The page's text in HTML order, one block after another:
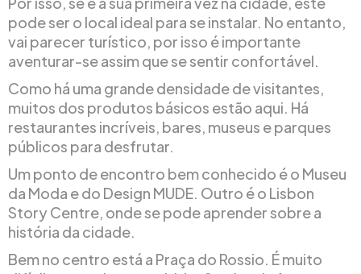
pode ser o local ideal para se instalar. No entanto,
vai parecer turístico, por isso é importante
aventurar-se assim que se sentir confortável.
Como há uma grande densidade de visitantes,
muitos dos produtos básicos estão aqui. Há
restaurantes incríveis, bares, museus e parques
públicos para desfrutar.
Um ponto de encontro bem conhecido é o Museu
da Moda e do Design MUDE. Outro é o Lisbon
Story Centre, onde se pode aprender sobre a
história da cidade.
Bem no centro está a Praça do Rossio. É muito